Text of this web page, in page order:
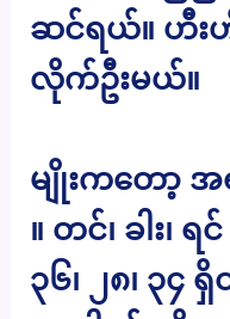
ဆင်ရယ်။ ဟီးဟီ
လိုက်ဦးမယ်။
မျိုးကတော့ အ
။ တင်၊ ခါး၊
၃၆၊ ၂၈၊ ၃၄